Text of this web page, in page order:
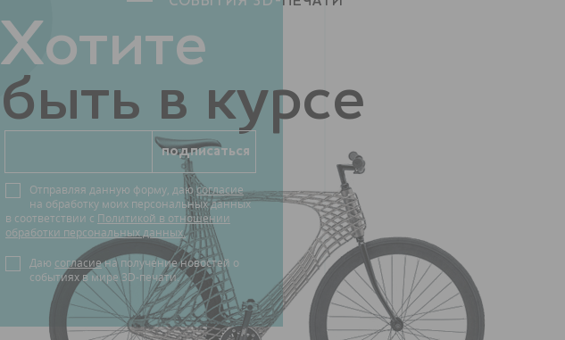
?
Хотите
быть в курсе
Отправляя данную форму, даюсогласие
на обработку моих персональных данных
в соответствии с Политикой в отношении
обработки персональных данных.
Даю согласиена получение новостей о
событиях в мире 3D-печати.